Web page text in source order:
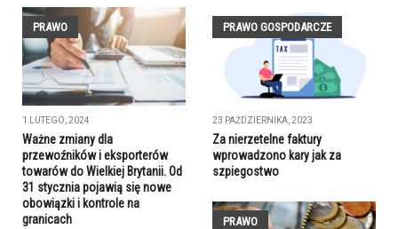
PRAWO
1 LUTEGO, 2024
Ważne zmiany dla
przewoźników i eksporterów
towarów do Wielkiej Brytanii. Od
31 stycznia pojawią się nowe
obowiązki i kontrole na
granicach
PRAWO GOSPODARCZE
23 PAŹDZIERNIKA, 2023
Za nierzetelne faktury
wprowadzono kary jak za
szpiegostwo
PRAWO